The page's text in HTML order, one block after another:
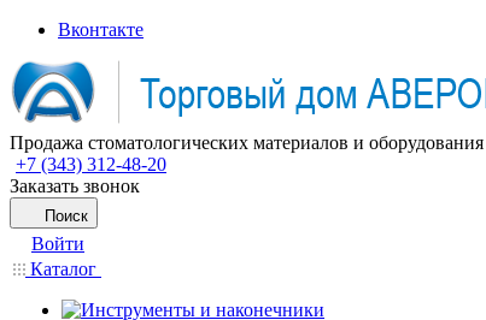
Вконтакте
Продажа стоматологических материалов и
+7 (343) 312-48-20
Заказать звонок
Поиск
Войти
Каталог